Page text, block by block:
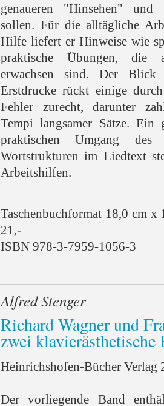
genaueren "Hinsehen" und
sollen. Für die alltägliche
Hilfe liefert er Hinweise wie
praktische Übungen, die
erwachsen sind. Der
Erstdrucke rückt einige
Fehler zurecht, darunter
Tempi langsamer Sätze.
praktischen Umgang
Wortstrukturen im Liedtext
Arbeitshilfen.
Taschenbuchformat 18,0 cm
21,-
ISBN 978-3-7959-1056-3
Alfred Stenger
Richard Wagner und
zwei klavierästhetische
Heinrichshofen-Bücher Verlag
Der vorliegende Band